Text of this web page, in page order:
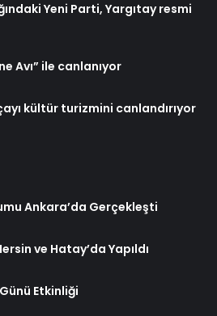
Yeni Parti, Yargıtay resmi
Avı” ile canlanıyor
kültür turizmini canlandırıyor
Ankara’da Gerçekleşti
ve Hatay’da Yapıldı
Etkinliği